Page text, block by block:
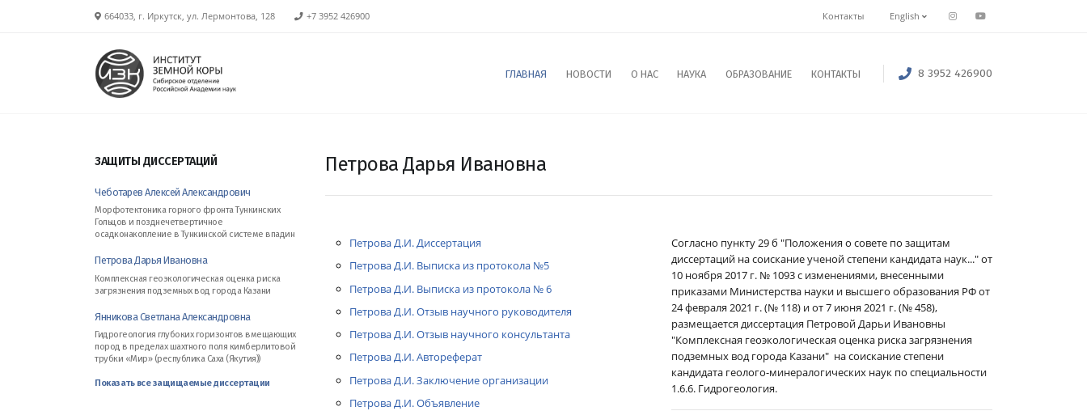
664033, г. Иркутск, ул. Лермонтова, 128 +7 3952 426900 Контакты English
ГЛАВНАЯ НОВОСТИ О НАС НАУКА ОБРАЗОВАНИЕ КОНТАКТЫ 8 3952 426900
ЗАЩИТЫ ДИССЕРТАЦИЙ
Чеботарев Алексей Александрович
Морфотектоника горного фронта Тункинских
Гольцов и позднечетвертичное
осадконакопление в Тункинской системе впадин
Петрова Дарья Ивановна
Комплексная геоэкологическая оценка риска
загрязнения подземных вод города Казани
Янникова Светлана Александровна
Гидрогеология глубоких горизонтов вмещающих
пород в пределах шахтного поля кимберлитовой
трубки «Мир» (республика Саха (Якутия))
Показать все защищаемые диссертации
Петрова Дарья Ивановна
Петрова Д.И. Диссертация
Петрова Д.И. Выписка из протокола №5
Петрова Д.И. Выписка из протокола № 6
Петрова Д.И. Отзыв научного руководителя
Петрова Д.И. Отзыв научного консультанта
Петрова Д.И. Автореферат
Петрова Д.И. Заключение организации
Петрова Д.И. Объявление
Согласно пункту 29 б "Положения о совете по защитам
диссертаций на соискание ученой степени кандидата наук..." от
10 ноября 2017 г. № 1093 с изменениями, внесенными
приказами Министерства науки и высшего образования РФ от
24 февраля 2021 г. (№ 118) и от 7 июня 2021 г. (№ 458),
размещается диссертация Петровой Дарьи Ивановны
"Комплексная геоэкологическая оценка риска загрязнения
подземных вод города Казани" на соискание степени
кандидата геолого-минералогических наук по специальности
1.6.6. Гидрогеология.